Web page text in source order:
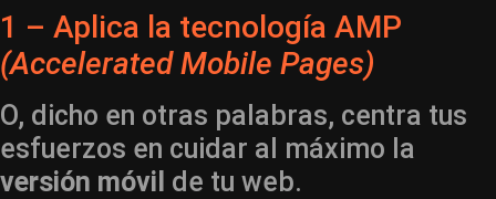
1 – Aplica la tecnología AMP
(Accelerated Mobile Pages)
O, dicho en otras palabras, centra tus
esfuerzos en cuidar al máximo la
versión móvil de tu web.